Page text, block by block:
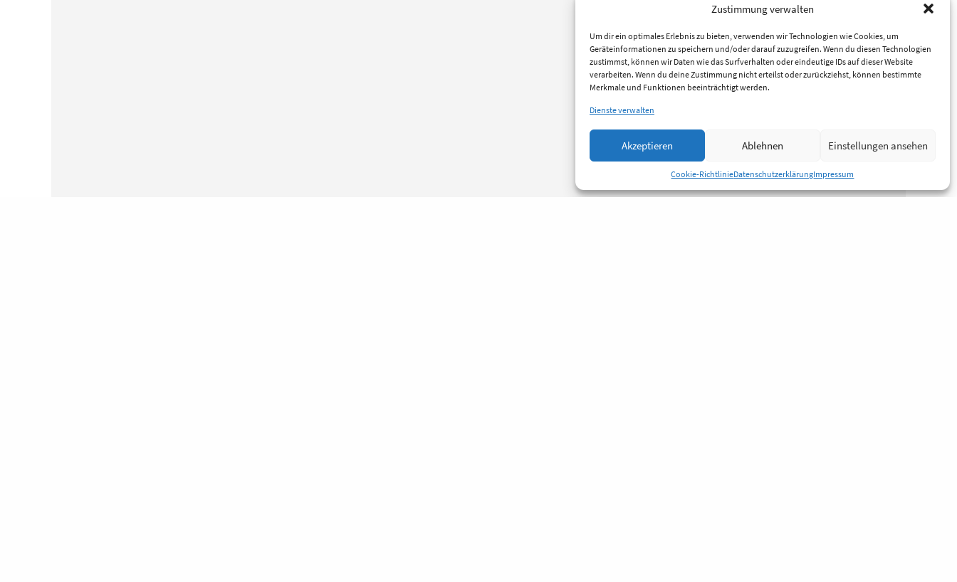
Zustimmung verwalten
Um dir ein optimales Erlebnis zu bieten, verwenden wir Technologien wie Cookies, um
Geräteinformationen zu speichern und/oder darauf zuzugreifen. Wenn du diesen Technologien
zustimmst, können wir Daten wie das Surfverhalten oder eindeutige IDs auf dieser Website
verarbeiten. Wenn du deine Zustimmung nicht erteilst oder zurückziehst, können bestimmte
Merkmale und Funktionen beeinträchtigt werden.
Dienste verwalten
Akzeptieren Ablehnen Einstellungen ansehen
Cookie-RichtlinieDatenschutzerklärungImpressum